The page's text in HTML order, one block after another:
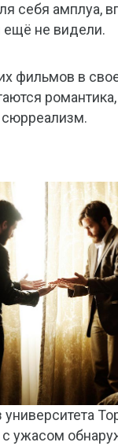
себя амплуа,
ещё не видели.
фильмов в
романтика,
сюрреализм.
ужасом